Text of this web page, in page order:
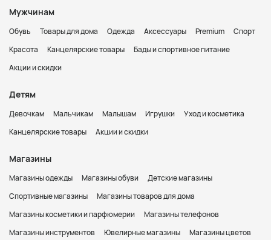
Мужчинам
Обувь Товары для дома Одежда Аксессуары Premium
Спорт
Красота
Канцелярские товары
Бады и спортивное питание
Акции и скидки
Детям
Девочкам Мальчикам Малышам Игрушки
Уход и косметика
Канцелярские товары
Акции и скидки
Магазины
Магазины одежды Магазины обуви
Детские магазины
Спортивные магазины
Магазины товаров для дома
Магазины косметики и парфюмерии
Магазины телефонов
Магазины инструментов
Ювелирные магазины Магазины цветов